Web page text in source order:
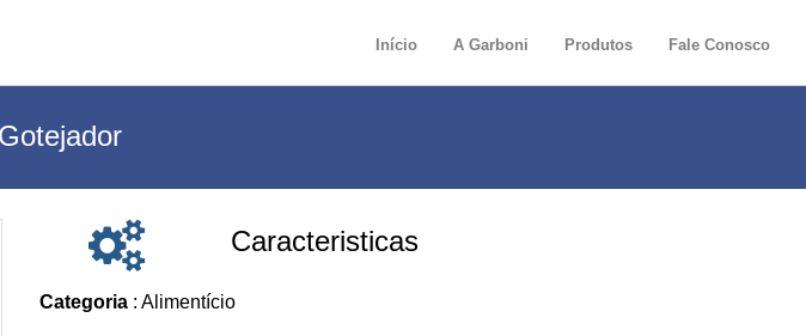
Início A Garboni Produtos Fale Conosco
Caracteristicas
Categoria : Alimentício